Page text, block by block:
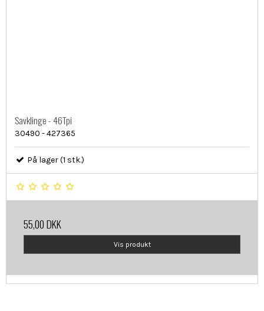
Savklinge - 46Tpi
30490 - 427365
På lager (1 stk.)
55,00 DKK
Vis produkt